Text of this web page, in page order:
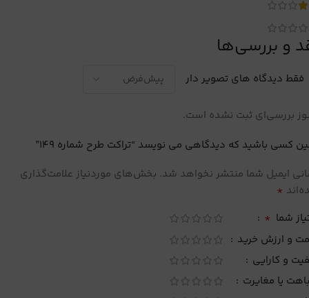
و بررسی‌ها
فقط دیدگاه های تصویر دار
بررسی‌ای ثبت نشده است.
کسی باشید که دیدگاهی می نویسد “تراکت طرح شماره 149”
ایمیل شما منتشر نخواهد شد. بخش‌های موردنیاز علامت‌گذاری
*
شما *
و ارزش خرید
و کارایی
یا مغایرت